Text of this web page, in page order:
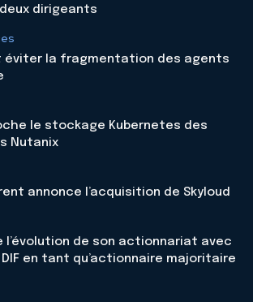
dirigeants
éviter la fragmentation des agents
le stockage Kubernetes des
Nutanix
annonce l’acquisition de Skyloud
l’évolution de son actionnariat avec
DIF en tant qu’actionnaire majoritaire